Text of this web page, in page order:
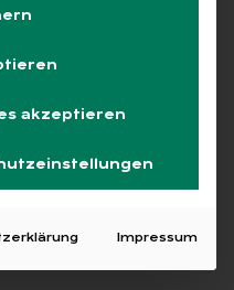
akzeptieren
Impressum